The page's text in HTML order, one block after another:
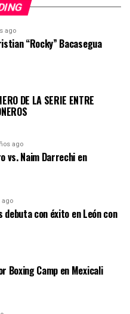
ago
“Rocky” Bacasegua
DE LA SERIE ENTRE
ago
vs. Naim Darrechi en
ago
con éxito en León con
Boxing Camp en Mexicali